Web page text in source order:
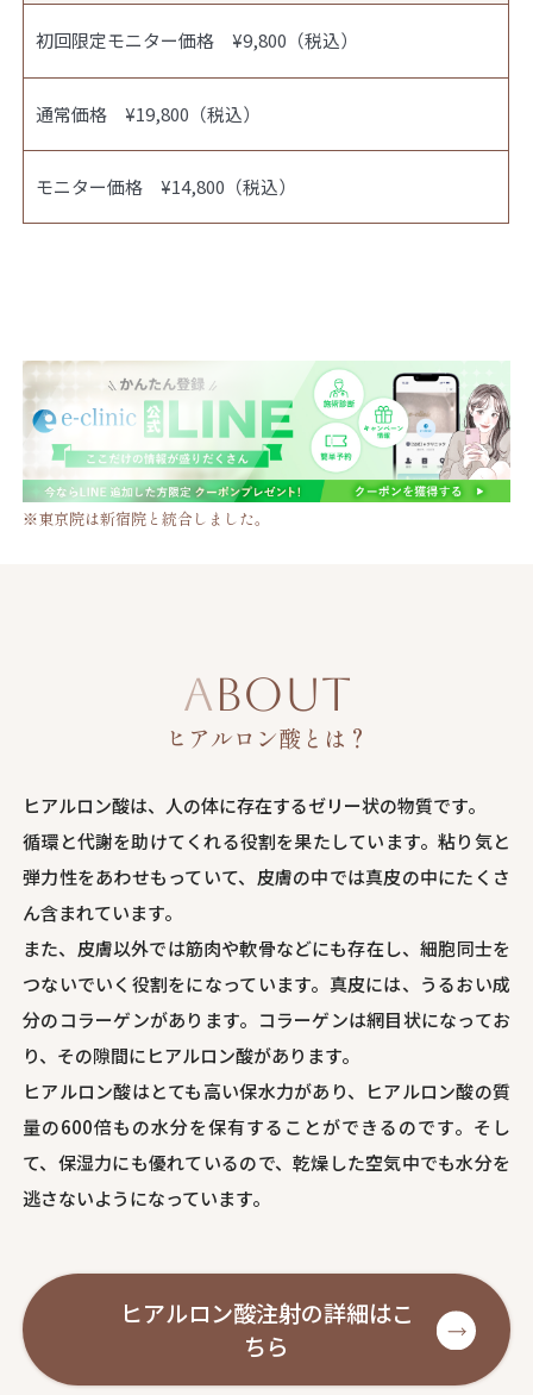
初回限定モニター価格 ¥9,800（税込）
通常価格 ¥19,800（税込）
モニター価格 ¥14,800（税込）
※東京院は新宿院と統合しました。
ABOUT
ヒアルロン酸とは？
ヒアルロン酸は、人の体に存在するゼリー状の物質です。
循環と代謝を助けてくれる役割を果たしています。粘り気と
弾力性をあわせもっていて、皮膚の中では真皮の中にたくさ
ん含まれています。
また、皮膚以外では筋肉や軟骨などにも存在し、細胞同士を
つないでいく役割をになっています。真皮には、うるおい成
分のコラーゲンがあります。コラーゲンは網目状になってお
り、その隙間にヒアルロン酸があります。
ヒアルロン酸はとても高い保水力があり、ヒアルロン酸の質
量の600倍もの水分を保有することができるのです。そし
て、保湿力にも優れているので、乾燥した空気中でも水分を
逃さないようになっています。
ヒアルロン酸注射の詳細はこ
ちら